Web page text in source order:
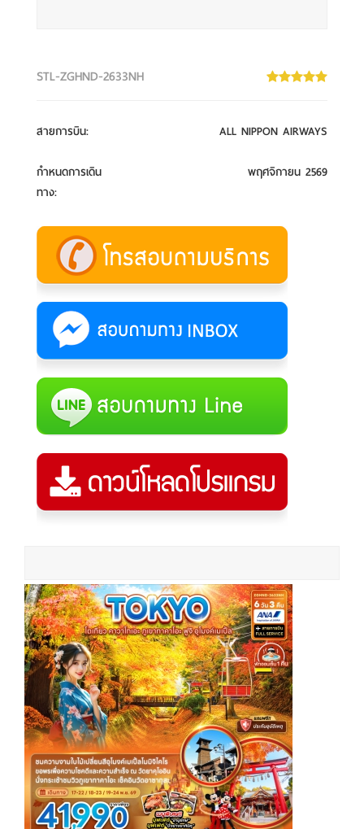
STL-ZGHND-2633NH
สายการบิน: ALL NIPPON AIRWAYS
กำหนดการเดิน
ทาง:
พฤศจิกายน 2569